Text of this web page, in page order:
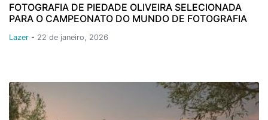
FOTOGRAFIA DE PIEDADE OLIVEIRA SELECIONADA
PARA O CAMPEONATO DO MUNDO DE FOTOGRAFIA
Lazer - 22 de janeiro, 2026